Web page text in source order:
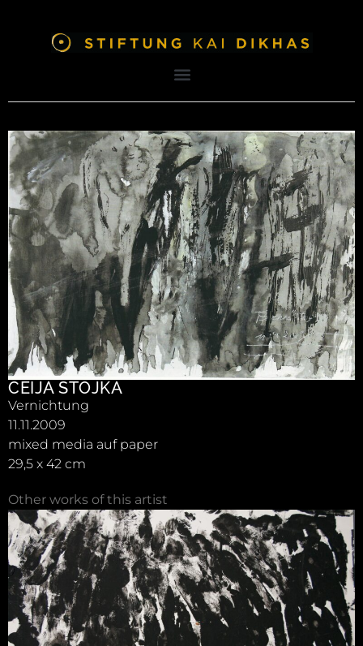
CEIJA STOJKA
Vernichtung
11.11.2009
mixed media auf paper
29,5 x 42 cm
Other works of this artist